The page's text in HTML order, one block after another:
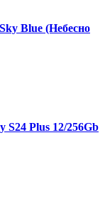
Blue (Небесно
S24 Plus 12/256Gb